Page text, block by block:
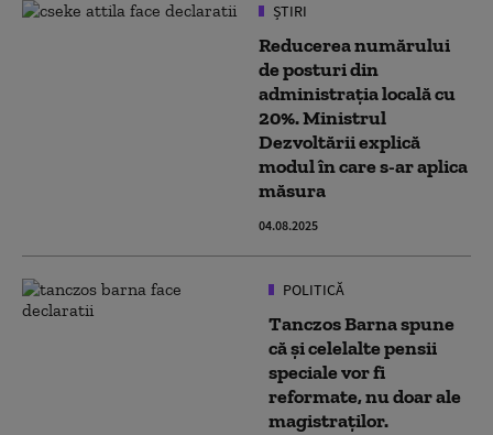
ȘTIRI
Reducerea numărului
de posturi din
administrația locală cu
20%. Ministrul
Dezvoltării explică
modul în care s-ar aplica
măsura
04.08.2025
POLITICĂ
Tanczos Barna spune
că și celelalte pensii
speciale vor fi
reformate, nu doar ale
magistraților.